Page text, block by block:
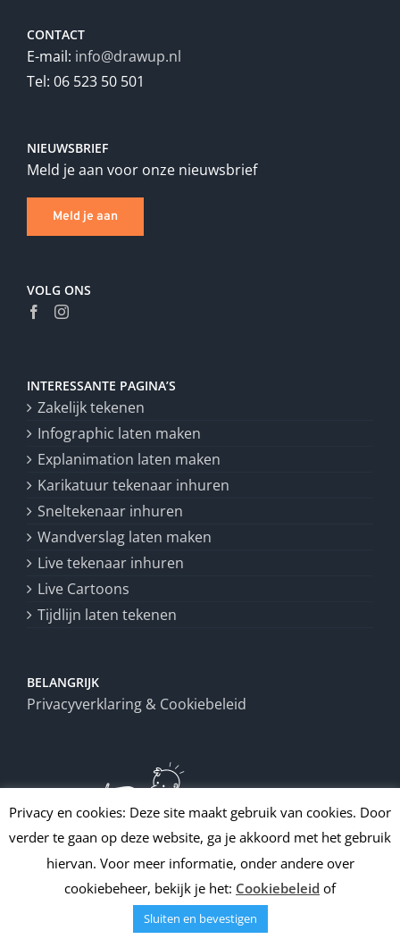
CONTACT
E-mail: info@drawup.nl
Tel: 06 523 50 501
NIEUWSBRIEF
Meld je aan voor onze nieuwsbrief
Meld je aan
VOLG ONS
INTERESSANTE PAGINA’S
Zakelijk tekenen
Infographic laten maken
Explanimation laten maken
Karikatuur tekenaar inhuren
Sneltekenaar inhuren
Wandverslag laten maken
Live tekenaar inhuren
Live Cartoons
Tijdlijn laten tekenen
BELANGRIJK
Privacyverklaring & Cookiebeleid
2026 | All Rights Reserved | Draw up!
Privacy en cookies: Deze site maakt gebruik van cookies. Door
verder te gaan op deze website, ga je akkoord met het gebruik
hiervan. Voor meer informatie, onder andere over
cookiebeheer, bekijk je het: Cookiebeleid of
Sluiten en bevestigen